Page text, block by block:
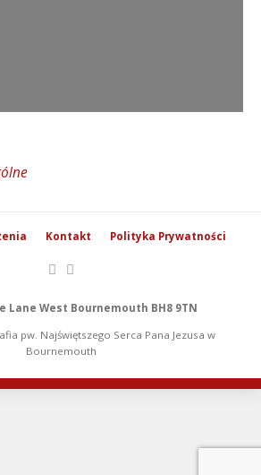
Kontakt Polityka Prywatności
Lane West Bournemouth BH8 9TN
pw. Najświętszego Serca Pana Jezusa w
Bournemouth